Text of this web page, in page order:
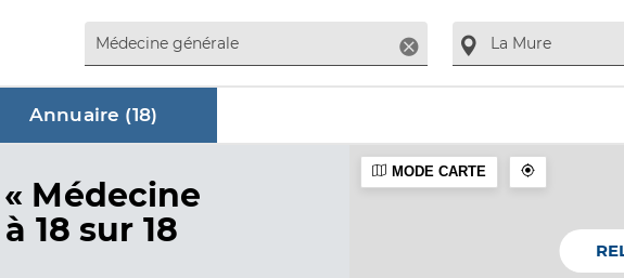
Supprimer
Annuaire (18)
Annuaire
Médecine
18 sur 18
MODE CARTE